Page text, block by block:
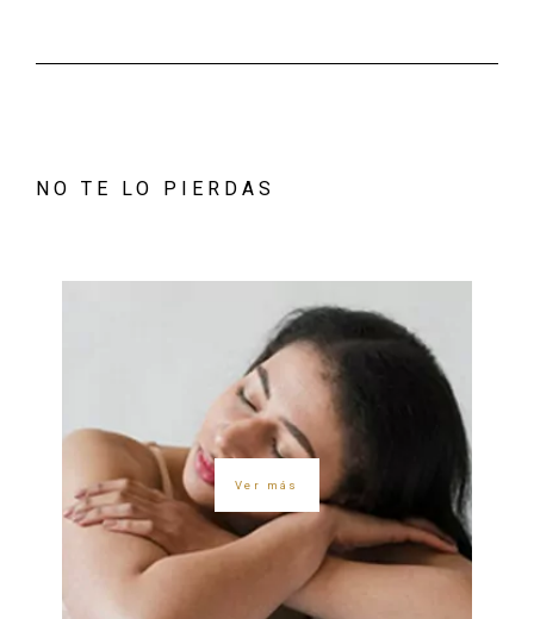
NO TE LO PIERDAS
Ver más